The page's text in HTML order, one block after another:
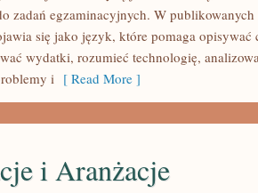
zadań egzaminacyjnych. W publikowanych
się jako język, które pomaga opisywać
wydatki, rozumieć technologię,
i [ Read More ]
i Aranżacje